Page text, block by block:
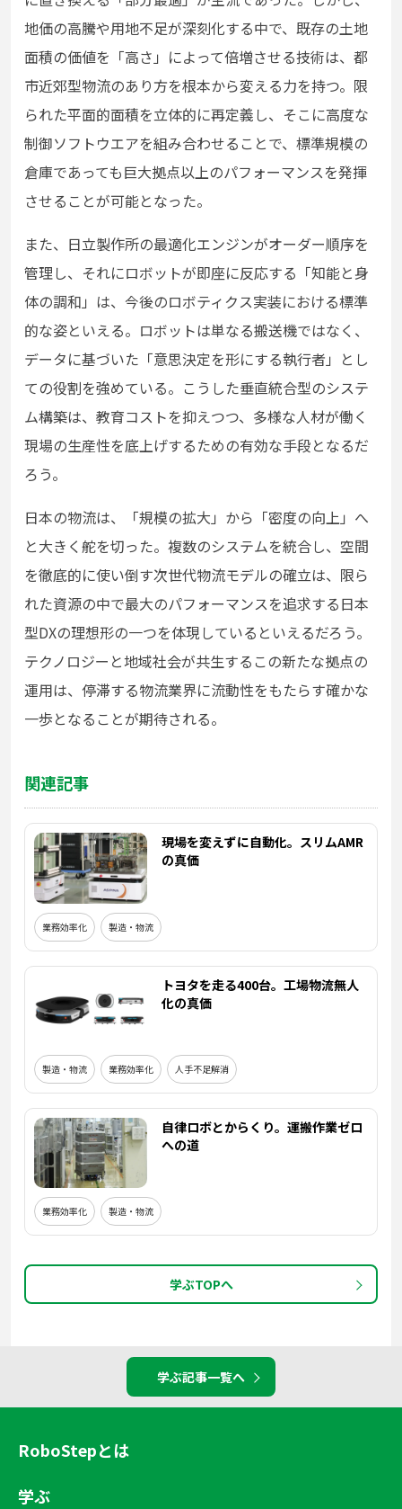
地価の高騰や用地不足が深刻化する中で、既存の土地
面積の価値を「高さ」によって倍増させる技術は、都
市近郊型物流のあり方を根本から変える力を持つ。限
られた平面的面積を立体的に再定義し、そこに高度な
制御ソフトウエアを組み合わせることで、標準規模の
倉庫であっても巨大拠点以上のパフォーマンスを発揮
させることが可能となった。
また、日立製作所の最適化エンジンがオーダー順序を
管理し、それにロボットが即座に反応する「知能と身
体の調和」は、今後のロボティクス実装における標準
的な姿といえる。ロボットは単なる搬送機ではなく、
データに基づいた「意思決定を形にする執行者」とし
ての役割を強めている。こうした垂直統合型のシステ
ム構築は、教育コストを抑えつつ、多様な人材が働く
現場の生産性を底上げするための有効な手段となるだ
ろう。
日本の物流は、「規模の拡大」から「密度の向上」へ
と大きく舵を切った。複数のシステムを統合し、空間
を徹底的に使い倒す次世代物流モデルの確立は、限ら
れた資源の中で最大のパフォーマンスを追求する日本
型DXの理想形の一つを体現しているといえるだろう。
テクノロジーと地域社会が共生するこの新たな拠点の
運用は、停滞する物流業界に流動性をもたらす確かな
一歩となることが期待される。
関連記事
現場を変えずに自動化。スリムAMR
の真価
業務効率化 製造・物流
トヨタを走る400台。工場物流無人
化の真価
製造・物流 業務効率化 人手不足解消
自律ロボとからくり。運搬作業ゼロ
への道
業務効率化 製造・物流
学ぶTOPへ
学ぶ記事一覧へ
RoboStepとは
学ぶ